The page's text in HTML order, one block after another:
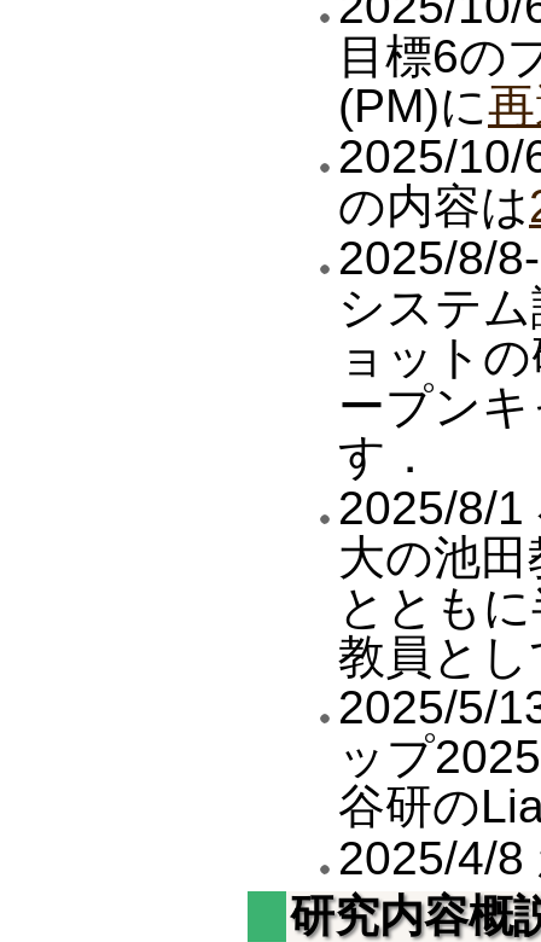
目標6の
(PM)に
2025/10/
の内容は
2025/8/
システ
ョット
ープン
す．
2025/8/1
大の池
ととも
教員と
2025/5/
ップ
谷研の
2025/4/8
研究内容概